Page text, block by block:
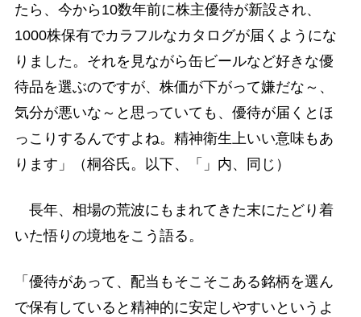
たら、今から10数年前に株主優待が新設され、
1000株保有でカラフルなカタログが届くようにな
りました。それを見ながら缶ビールなど好きな優
待品を選ぶのですが、株価が下がって嫌だな～、
気分が悪いな～と思っていても、優待が届くとほ
っこりするんですよね。精神衛生上いい意味もあ
ります」（桐谷氏。以下、「」内、同じ）
長年、相場の荒波にもまれてきた末にたどり着
いた悟りの境地をこう語る。
「優待があって、配当もそこそこある銘柄を選ん
で保有していると精神的に安定しやすいというよ